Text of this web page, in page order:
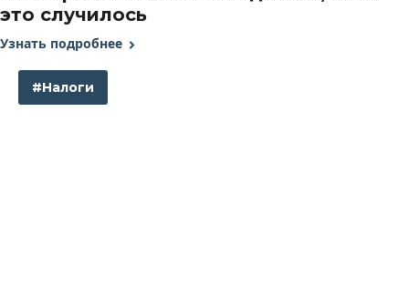
это случилось
Узнать подробнее
#Налоги